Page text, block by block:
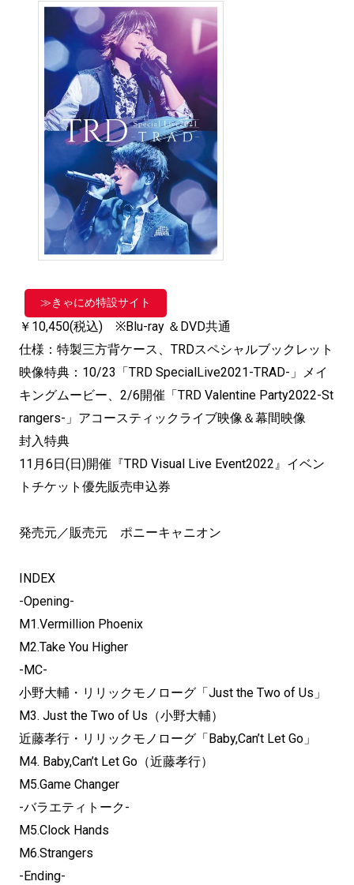
≫きゃにめ特設サイト
￥10,450(税込) ※Blu-ray ＆DVD共通
仕様：特製三方背ケース、TRDスペシャルブックレット
映像特典：10/23「TRD SpecialLive2021-TRAD-」メイ
キングムービー、2/6開催「TRD Valentine Party2022-St
rangers-」アコースティックライブ映像＆幕間映像
封入特典
11月6日(日)開催『TRD Visual Live Event2022』イベン
トチケット優先販売申込券
発売元／販売元 ポニーキャニオン
INDEX
-Opening-
M1.Vermillion Phoenix
M2.Take You Higher
-MC-
小野大輔・リリックモノローグ「Just the Two of Us」
M3. Just the Two of Us（小野大輔）
近藤孝行・リリックモノローグ「Baby,Can’t Let Go」
M4. Baby,Can’t Let Go（近藤孝行）
M5.Game Changer
-バラエティトーク-
M5.Clock Hands
M6.Strangers
-Ending-